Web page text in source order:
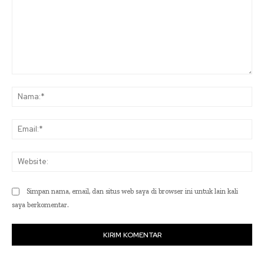
Simpan nama, email, dan situs web saya di browser ini untuk lain kali
saya berkomentar.